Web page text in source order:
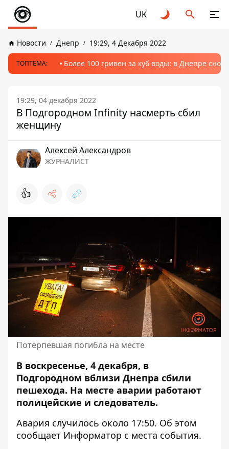
UK
Новости Днепр 19:29, 4 Декабря 2022
ТОПТЕМА: Более 100 гривен за куб воды: в Днепре
19:29, 04 декабря 2022
В Подгородном Infinity насмерть сбил
женщину
Алексей Александров
ЖУРНАЛИСТ
👍
Потерпевшая погибла на месте
В воскресенье, 4 декабря, в
Подгородном вблизи Днепра сбили
пешехода. На месте аварии работают
полицейские и следователь.
Авария случилось около 17:50. Об этом
сообщает Информатор с места события.